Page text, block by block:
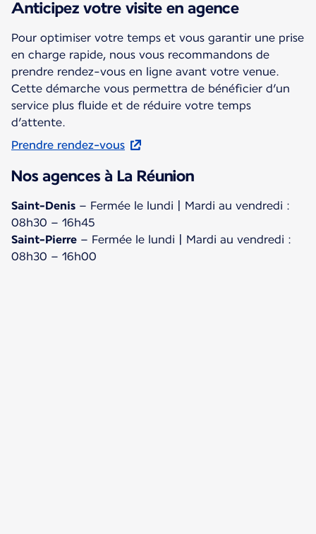
Anticipez votre visite en agence
Pour optimiser votre temps et vous garantir une prise
en charge rapide, nous vous recommandons de
prendre rendez-vous en ligne avant votre venue.
Cette démarche vous permettra de bénéficier d’un
service plus fluide et de réduire votre temps
d’attente.
Prendre rendez-vous
Nos agences à La Réunion
Saint-Denis – Fermée le lundi | Mardi au vendredi :
Saint-Pierre – Fermée le lundi | Mardi au vendredi :
08h30 – 16h00